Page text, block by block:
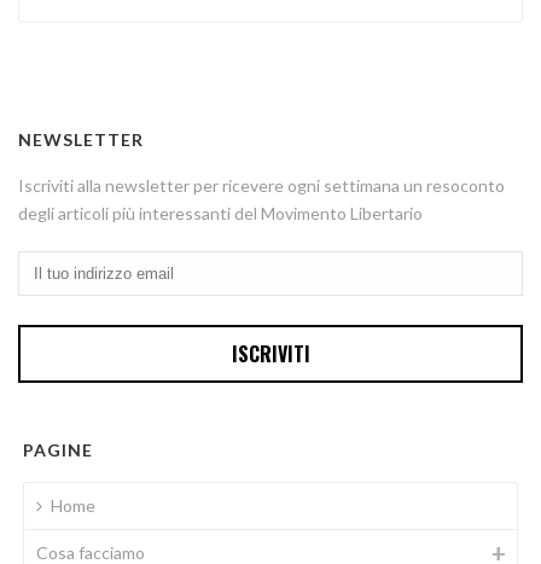
NEWSLETTER
Iscriviti alla newsletter per ricevere ogni settimana un resoconto
degli articoli più interessanti del Movimento Libertario
PAGINE
Home
Cosa facciamo